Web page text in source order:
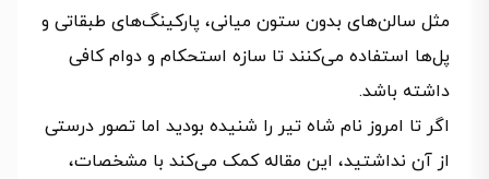
مثل سالن‌های بدون ستون میانی، پارکینگ‌های طبقاتی و
پل‌ها استفاده می‌کنند تا سازه استحکام و دوام کافی
داشته باشد.
اگر تا امروز نام شاه تیر را شنیده بودید اما تصور درستی
از آن نداشتید، این مقاله کمک می‌کند با مشخصات،